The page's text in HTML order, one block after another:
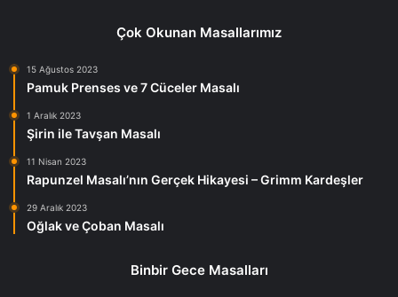
Çok Okunan Masallarımız
15 Ağustos 2023
Pamuk Prenses ve 7 Cüceler Masalı
1 Aralık 2023
Şirin ile Tavşan Masalı
11 Nisan 2023
Rapunzel Masalı’nın Gerçek Hikayesi – Grimm Kardeşler
29 Aralık 2023
Oğlak ve Çoban Masalı
Binbir Gece Masalları